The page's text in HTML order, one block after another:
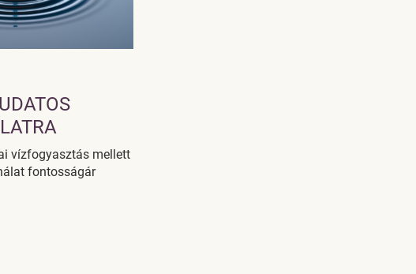
vízfogyasztás mellett
fontosságár